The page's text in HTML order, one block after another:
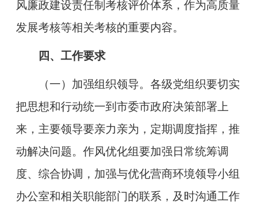
风廉政建设责任制考核评价体系，作为高质量
发展考核等相关考核的重要内容。
四、工作要求
（一）加强组织领导。各级党组织要切实
把思想和行动统一到市委市政府决策部署上
来，主要领导要亲力亲为，定期调度指挥，推
动解决问题。作风优化组要加强日常统筹调
度、综合协调，加强与优化营商环境领导小组
办公室和相关职能部门的联系，及时沟通工作